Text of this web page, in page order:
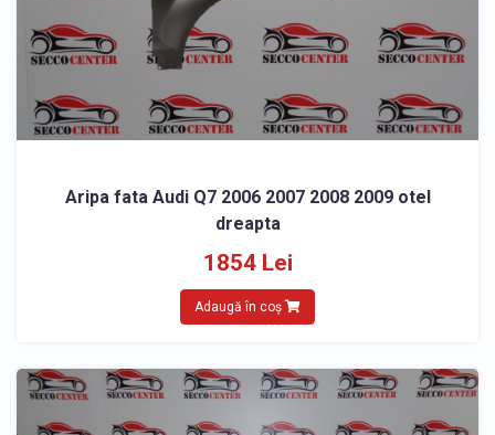
Aripa fata Audi Q7 2006 2007 2008 2009 otel
dreapta
1854 Lei
Adaugă în coș